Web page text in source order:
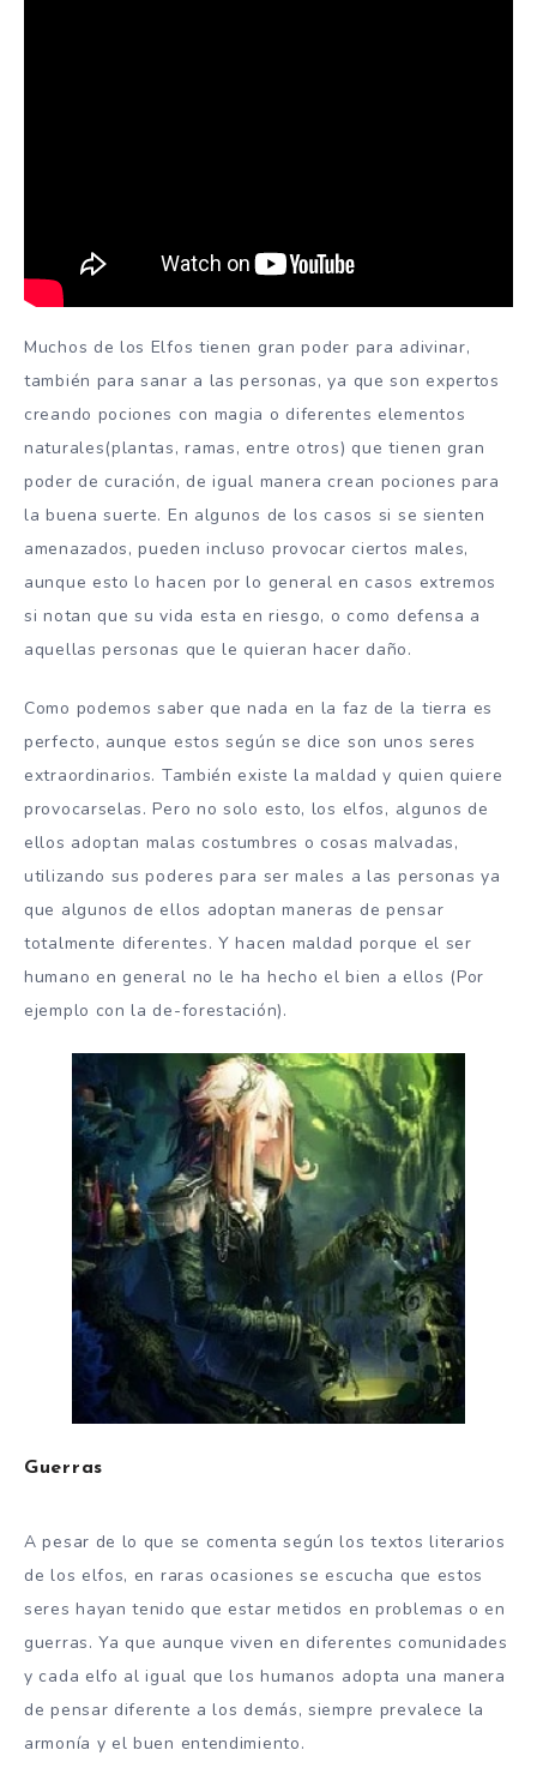
Muchos de los Elfos tienen gran poder para adivinar,
también para sanar a las personas, ya que son expertos
creando pociones con magia o diferentes elementos
naturales(plantas, ramas, entre otros) que tienen gran
poder de curación, de igual manera crean pociones para
la buena suerte. En algunos de los casos si se sienten
amenazados, pueden incluso provocar ciertos males,
aunque esto lo hacen por lo general en casos extremos
si notan que su vida esta en riesgo, o como defensa a
aquellas personas que le quieran hacer daño.
Como podemos saber que nada en la faz de la tierra es
perfecto, aunque estos según se dice son unos seres
extraordinarios. También existe la maldad y quien quiere
provocarselas. Pero no solo esto, los elfos, algunos de
ellos adoptan malas costumbres o cosas malvadas,
utilizando sus poderes para ser males a las personas ya
que algunos de ellos adoptan maneras de pensar
totalmente diferentes. Y hacen maldad porque el ser
humano en general no le ha hecho el bien a ellos (Por
ejemplo con la de-forestación).
Guerras
A pesar de lo que se comenta según los textos literarios
de los elfos, en raras ocasiones se escucha que estos
seres hayan tenido que estar metidos en problemas o en
guerras. Ya que aunque viven en diferentes comunidades
y cada elfo al igual que los humanos adopta una manera
de pensar diferente a los demás, siempre prevalece la
armonía y el buen entendimiento.